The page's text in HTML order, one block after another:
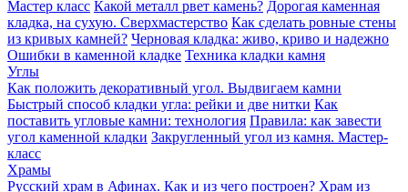
Мастер класс Какой металл рвет камень? Дорогая каменная
кладка, на сухую. Сверхмастерство Как сделать ровные стены
из кривых камней? Черновая кладка: живо, криво и надежно
Ошибки в каменной кладке Техника кладки камня
Углы
Как положить декоративный угол. Выдвигаем камни
Быстрый способ кладки угла: рейки и две нитки Как
поставить угловые камни: технология Правила: как завести
угол каменной кладки Закругленный угол из камня. Мастер-
класс
Храмы
Русский храм в Афинах. Как и из чего построен? Храм из